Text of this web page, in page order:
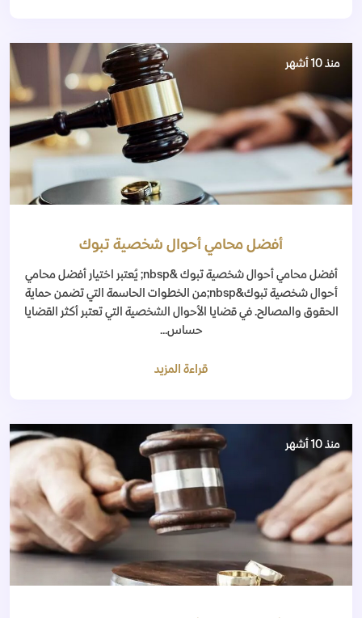
منذ 10 أشهر
أفضل محامي أحوال شخصية تبوك
أفضل محامي أحوال شخصية تبوك &nbsp; يُعتبر اختيار أفضل محامي
أحوال شخصية تبوك&nbsp;من الخطوات الحاسمة التي تضمن حماية
الحقوق والمصالح. في قضايا الأحوال الشخصية التي تعتبر أكثر القضايا
حساس...
قراءة المزيد
منذ 10 أشهر